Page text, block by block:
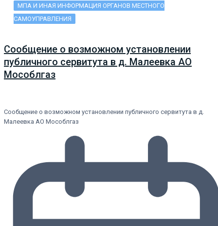
МПА И ИНАЯ ИНФОРМАЦИЯ ОРГАНОВ МЕСТНОГО
САМОУПРАВЛЕНИЯ
Сообщение о возможном установлении
публичного сервитута в д. Малеевка АО
Мособлгаз
Сообщение о возможном установлении публичного сервитута в д.
Малеевка АО Мособлгаз